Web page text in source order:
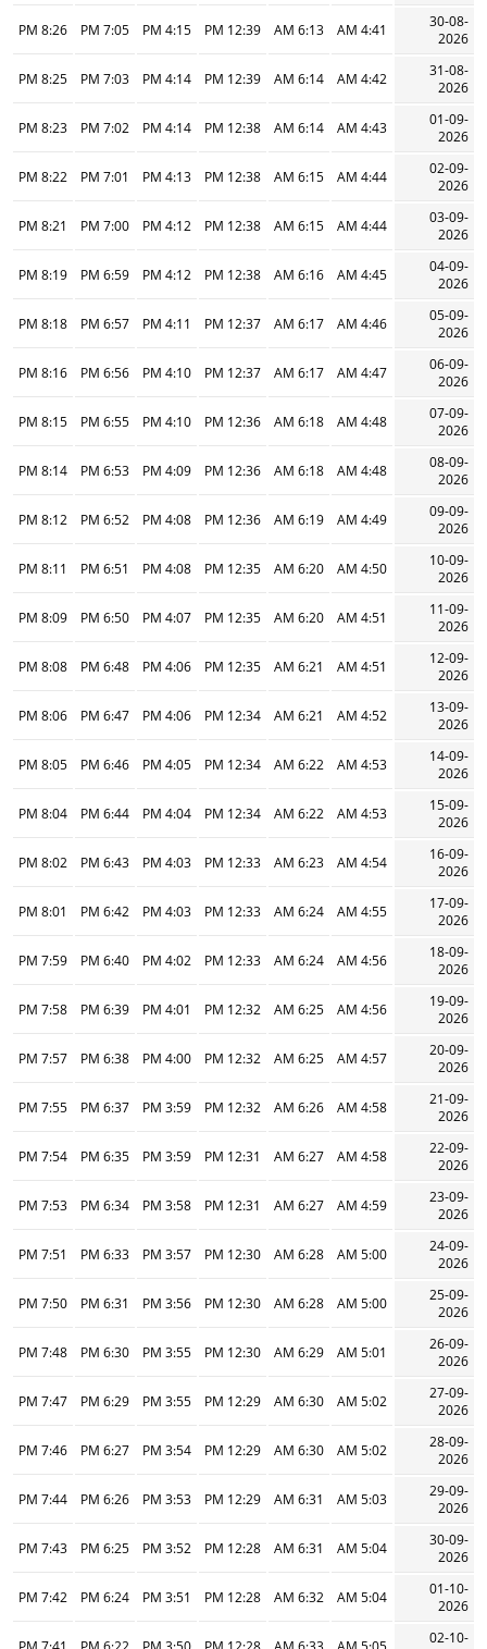
30-08-
2026
4:41 AM
6:13 AM
12:39 PM
4:15 PM
7:05 PM
8:26 PM
31-08-
2026
4:42 AM
6:14 AM
12:39 PM
4:14 PM
7:03 PM
8:25 PM
01-09-
2026
4:43 AM
6:14 AM
12:38 PM
4:14 PM
7:02 PM
8:23 PM
02-09-
2026
4:44 AM
6:15 AM
12:38 PM
4:13 PM
7:01 PM
8:22 PM
03-09-
2026
4:44 AM
6:15 AM
12:38 PM
4:12 PM
7:00 PM
8:21 PM
04-09-
2026
4:45 AM
6:16 AM
12:38 PM
4:12 PM
6:59 PM
8:19 PM
05-09-
2026
4:46 AM
6:17 AM
12:37 PM
4:11 PM
6:57 PM
8:18 PM
06-09-
2026
4:47 AM
6:17 AM
12:37 PM
4:10 PM
6:56 PM
8:16 PM
07-09-
2026
4:48 AM
6:18 AM
12:36 PM
4:10 PM
6:55 PM
8:15 PM
08-09-
2026
4:48 AM
6:18 AM
12:36 PM
4:09 PM
6:53 PM
8:14 PM
09-09-
2026
4:49 AM
6:19 AM
12:36 PM
4:08 PM
6:52 PM
8:12 PM
10-09-
2026
4:50 AM
6:20 AM
12:35 PM
4:08 PM
6:51 PM
8:11 PM
11-09-
2026
4:51 AM
6:20 AM
12:35 PM
4:07 PM
6:50 PM
8:09 PM
12-09-
2026
4:51 AM
6:21 AM
12:35 PM
4:06 PM
6:48 PM
8:08 PM
13-09-
2026
4:52 AM
6:21 AM
12:34 PM
4:06 PM
6:47 PM
8:06 PM
14-09-
2026
4:53 AM
6:22 AM
12:34 PM
4:05 PM
6:46 PM
8:05 PM
15-09-
2026
4:53 AM
6:22 AM
12:34 PM
4:04 PM
6:44 PM
8:04 PM
16-09-
2026
4:54 AM
6:23 AM
12:33 PM
4:03 PM
6:43 PM
8:02 PM
17-09-
2026
4:55 AM
6:24 AM
12:33 PM
4:03 PM
6:42 PM
8:01 PM
18-09-
2026
4:56 AM
6:24 AM
12:33 PM
4:02 PM
6:40 PM
7:59 PM
19-09-
2026
4:56 AM
6:25 AM
12:32 PM
4:01 PM
6:39 PM
7:58 PM
20-09-
2026
4:57 AM
6:25 AM
12:32 PM
4:00 PM
6:38 PM
7:57 PM
21-09-
2026
4:58 AM
6:26 AM
12:32 PM
3:59 PM
6:37 PM
7:55 PM
22-09-
2026
4:58 AM
6:27 AM
12:31 PM
3:59 PM
6:35 PM
7:54 PM
23-09-
2026
4:59 AM
6:27 AM
12:31 PM
3:58 PM
6:34 PM
7:53 PM
24-09-
2026
5:00 AM
6:28 AM
12:30 PM
3:57 PM
6:33 PM
7:51 PM
25-09-
2026
5:00 AM
6:28 AM
12:30 PM
3:56 PM
6:31 PM
7:50 PM
26-09-
2026
5:01 AM
6:29 AM
12:30 PM
3:55 PM
6:30 PM
7:48 PM
27-09-
2026
5:02 AM
6:30 AM
12:29 PM
3:55 PM
6:29 PM
7:47 PM
28-09-
2026
5:02 AM
6:30 AM
12:29 PM
3:54 PM
6:27 PM
7:46 PM
29-09-
2026
5:03 AM
6:31 AM
12:29 PM
3:53 PM
6:26 PM
7:44 PM
30-09-
2026
5:04 AM
6:31 AM
12:28 PM
3:52 PM
6:25 PM
7:43 PM
01-10-
2026
5:04 AM
6:32 AM
12:28 PM
3:51 PM
6:24 PM
7:42 PM
02-10-